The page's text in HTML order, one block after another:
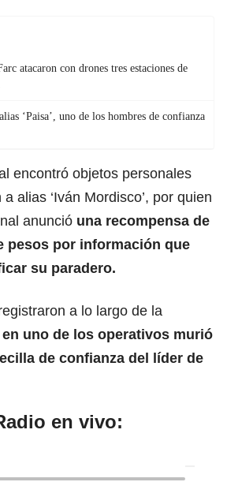
atacaron con drones tres estaciones de
‘Paisa’, uno de los hombres de confianza
encontró objetos personales
a alias ‘Iván Mordisco’, por quien
anunció una recompensa de
pesos por información que
su paradero.
a lo largo de la
en uno de los operativos murió
de confianza del líder de
en vivo: